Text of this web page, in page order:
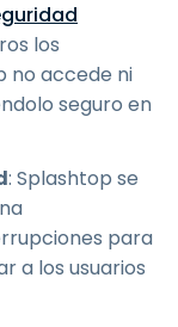
los
no accede ni
seguro en
: Splashtop se
para
a los usuarios